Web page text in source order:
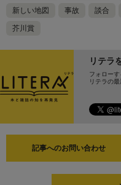
新しい地図 事故 談合
芥川賞
リテラ
フォロー
リテラの
記事へのお問い合わせ